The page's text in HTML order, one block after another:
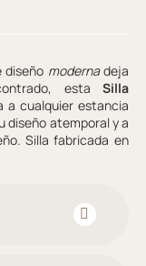
diseño modernadeja
esta Silla
a cualquier estancia
diseño atemporal y a
Silla fabricada en